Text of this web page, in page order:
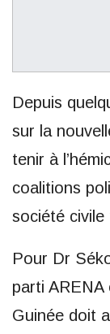
Depuis
sur la
tenir à
coalitions
société
Pour Dr
parti ARENA
Guinée doit